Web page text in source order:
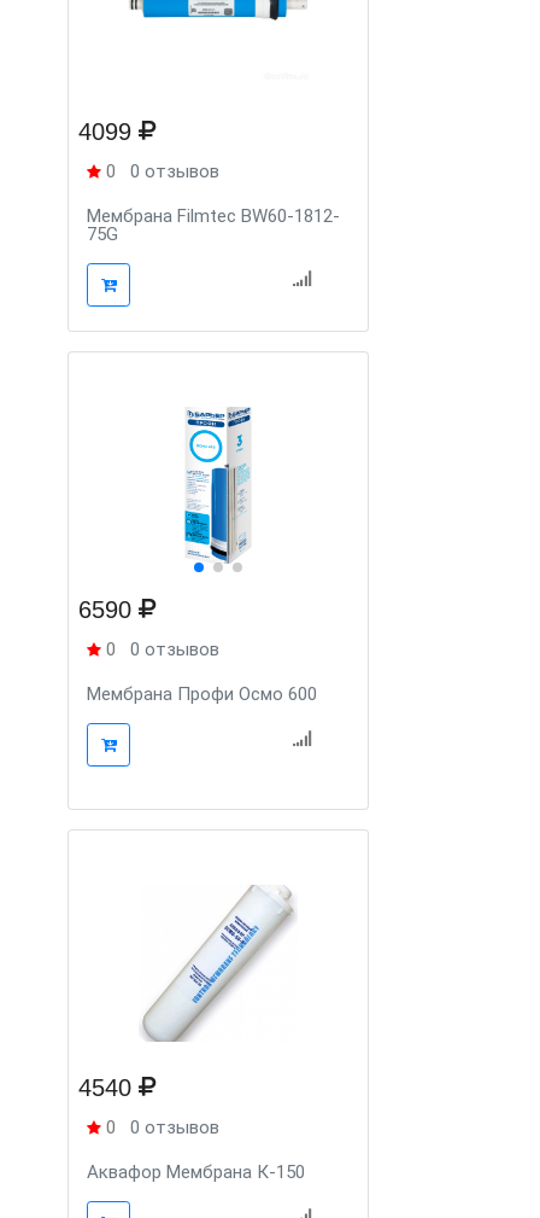
4099
0 0 отзывов
Мембрана Filmtec BW60-1812-
75G
6590
0 0 отзывов
Мембрана Профи Осмо 600
4540
0 0 отзывов
Аквафор Мембрана К-150